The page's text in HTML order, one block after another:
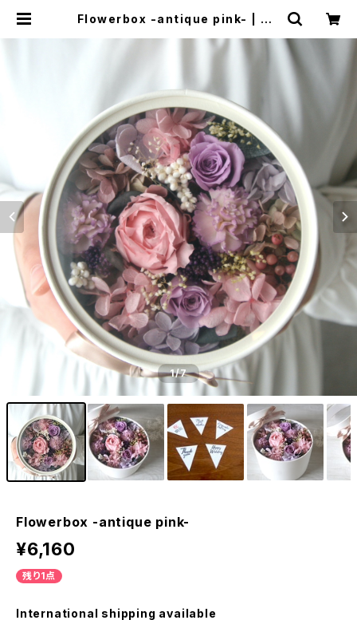
Flowerbox -antique pink- | QU
1/7
Flowerbox -antique pink-
¥6,160
残り1点
International shipping available